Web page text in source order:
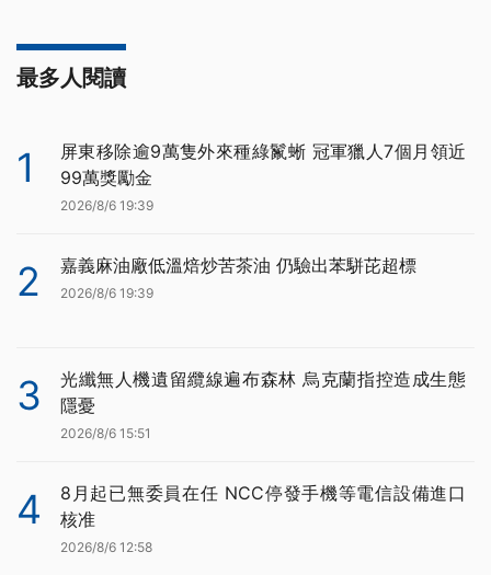
最多人閱讀
1
屏東移除逾9萬隻外來種綠鬣蜥 冠軍獵人7個月領近
99萬獎勵金
2026/8/6 19:39
2 嘉義麻油廠低溫焙炒苦茶油 仍驗出苯駢芘超標
2026/8/6 19:39
3
光纖無人機遺留纜線遍布森林 烏克蘭指控造成生態
隱憂
2026/8/6 15:51
4
8月起已無委員在任 NCC停發手機等電信設備進口
核准
2026/8/6 12:58